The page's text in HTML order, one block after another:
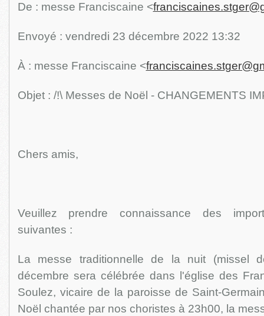
De : messe Franciscaine <
Envoyé : vendredi 23 décembre 2022 13:32
À : messe Franciscaine <
Objet : /!\ Messes de Noël - CHANGEMENTS
Chers amis,
Veuillez prendre connaissance des
suivantes :
La messe traditionnelle de la nuit (missel
décembre sera célébrée dans l'église des
Soulez, vicaire de la paroisse de Saint-
Noël chantée par nos choristes à 23h00, la